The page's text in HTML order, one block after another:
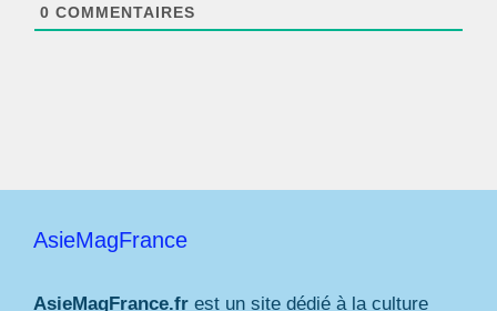
0 COMMENTAIRES
AsieMagFrance
AsieMagFrance.fr est un site dédié à la culture